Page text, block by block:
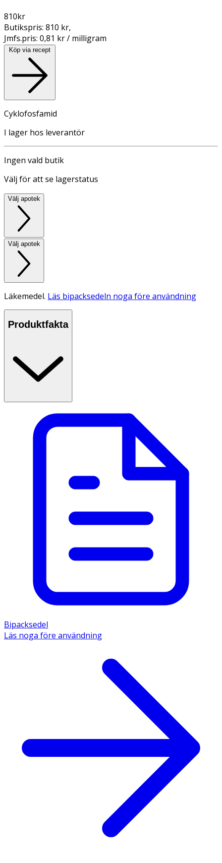
810kr
Butikspris: 810 kr,
Jmfs.pris: 0,81 kr / milligram
Köp via recept
Cyklofosfamid
I lager hos leverantör
Ingen vald butik
Välj för att se lagerstatus
Välj apotek
Välj apotek
Läkemedel. Läs bipacksedeln noga före användning
Produktfakta
Bipacksedel
Läs noga före användning